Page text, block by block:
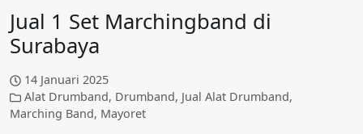
Jual 1 Set Marchingband di
Surabaya
14 Januari 2025
Alat Drumband, Drumband, Jual Alat Drumband,
Marching Band, Mayoret